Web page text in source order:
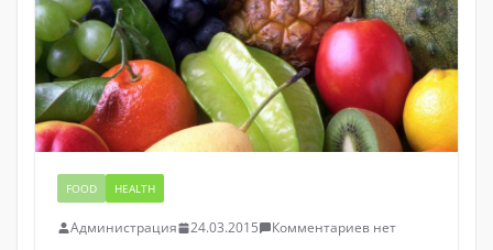
FOOD HEALTH
Администрация 24.03.2015 Комментариев нет